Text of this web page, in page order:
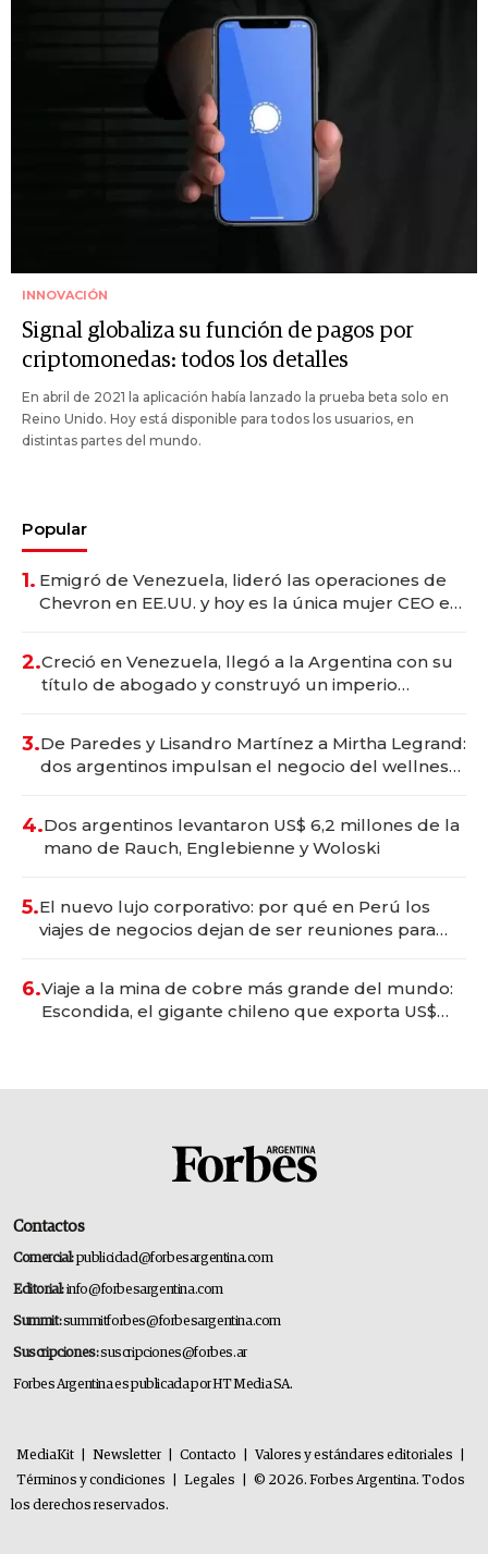
INNOVACIÓN
Signal globaliza su función de pagos por
criptomonedas: todos los detalles
En abril de 2021 la aplicación había lanzado la prueba beta solo en
Reino Unido. Hoy está disponible para todos los usuarios, en
distintas partes del mundo.
Popular
1. Emigró de Venezuela, lideró las operaciones de
Chevron en EE.UU. y hoy es la única mujer CEO en
2.Creció en Venezuela, llegó a la Argentina con su
título de abogado y construyó un imperio
3.De Paredes y Lisandro Martínez a Mirtha Legrand:
dos argentinos impulsan el negocio del wellness
4.Dos argentinos levantaron US$ 6,2 millones de la
mano de Rauch, Englebienne y Woloski
5.El nuevo lujo corporativo: por qué en Perú los
viajes de negocios dejan de ser reuniones para
6.Viaje a la mina de cobre más grande del mundo:
Escondida, el gigante chileno que exporta US$
Contactos
Comercial:publicidad@forbesargentina.com
Editorial:info@forbesargentina.com
Summit:summitforbes@forbesargentina.com
Suscripciones:suscripciones@forbes.ar
Forbes Argentina es publicada por HT Media SA.
MediaKit Newsletter Contacto Valores y estándares editoriales
Términos y condiciones
Legales
© 2026. Forbes Argentina. Todos
los derechos reservados.